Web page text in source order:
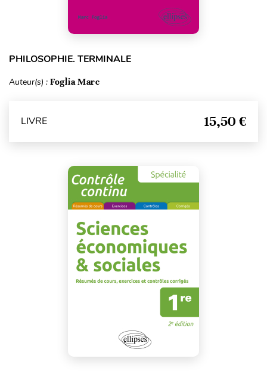
PHILOSOPHIE. TERMINALE
Auteur(s) : Foglia Marc
LIVRE 15,50 €